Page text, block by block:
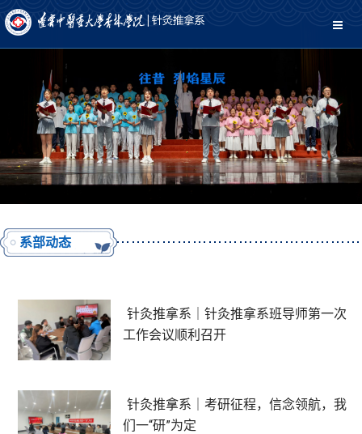
系部动态
针灸推拿系｜针灸推拿系班导师第一次
工作会议顺利召开
针灸推拿系｜考研征程，信念领航，我
们一“研”为定